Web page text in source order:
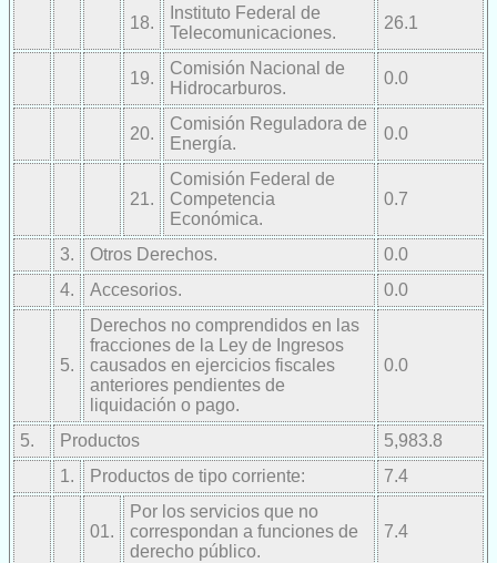
18.
Instituto Federal de
Telecomunicaciones.
26.1
19.
Comisión Nacional de
Hidrocarburos.
0.0
20.
Comisión Reguladora de
Energía.
0.0
21.
Comisión Federal de
Competencia
Económica.
0.7
3. Otros Derechos.
0.0
4.
Accesorios. 0.0
5.
Derechos no comprendidos en las
fracciones de la Ley de Ingresos
causados en ejercicios fiscales
anteriores pendientes de
liquidación o pago.
0.0
5. Productos
5,983.8
1.
Productos de tipo corriente: 7.4
01.
Por los servicios que no
correspondan a funciones de
derecho público.
7.4